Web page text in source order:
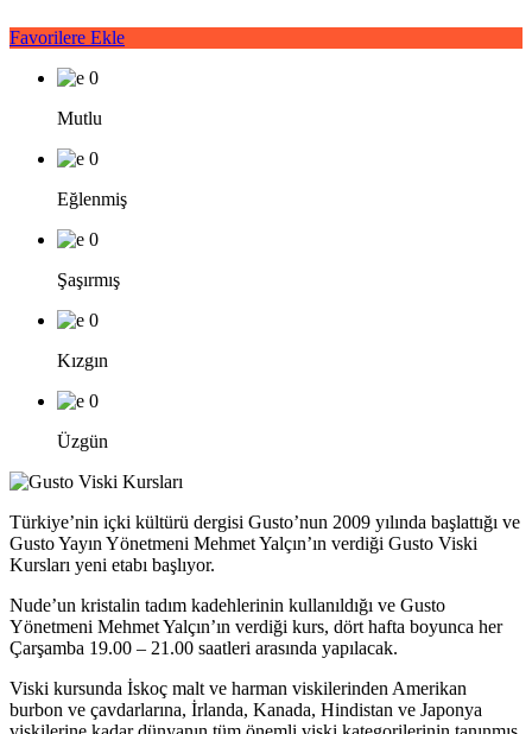
Favorilere Ekle
0
Mutlu
0
Eğlenmiş
0
Şaşırmış
0
Kızgın
0
Üzgün
Türkiye’nin içki kültürü dergisi Gusto’nun 2009 yılında başlattığı ve
Gusto Yayın Yönetmeni Mehmet Yalçın’ın verdiği Gusto Viski
Kursları yeni etabı başlıyor.
Nude’un kristalin tadım kadehlerinin kullanıldığı ve Gusto
Yönetmeni Mehmet Yalçın’ın verdiği kurs, dört hafta boyunca her
Çarşamba 19.00 – 21.00 saatleri arasında yapılacak.
Viski kursunda İskoç malt ve harman viskilerinden Amerikan
burbon ve çavdarlarına, İrlanda, Kanada, Hindistan ve Japonya